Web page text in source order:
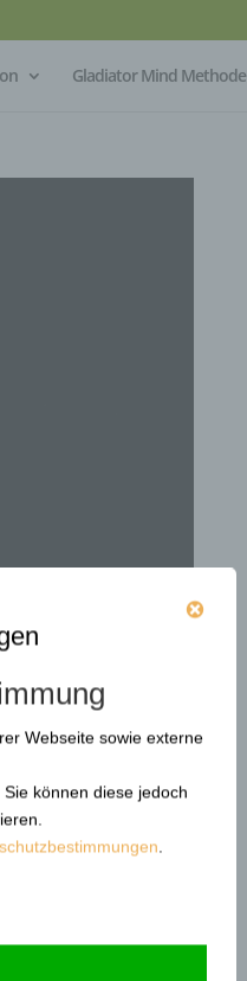
Gladiator Mind Methode
&
Webseite sowie externe
können diese jedoch